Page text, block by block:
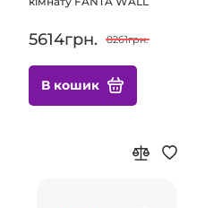
5614грн. 8261грн.
В кошик